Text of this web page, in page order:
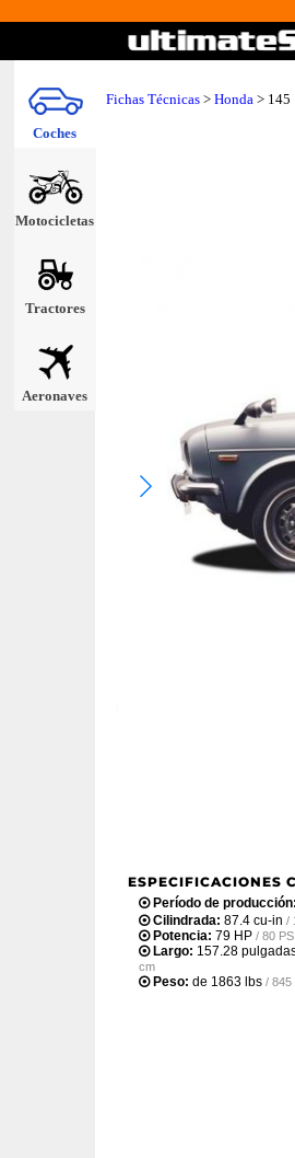
Coches
Motocicletas
Tractores
Aeronaves
Fichas Técnicas > Honda > 145
ESPECIFICACIONES
Período de producción:
Cilindrada: 87.4 cu-in /
Potencia: 79 HP / 80
Largo: 157.28
cm
Peso: de 1863 lbs / 845